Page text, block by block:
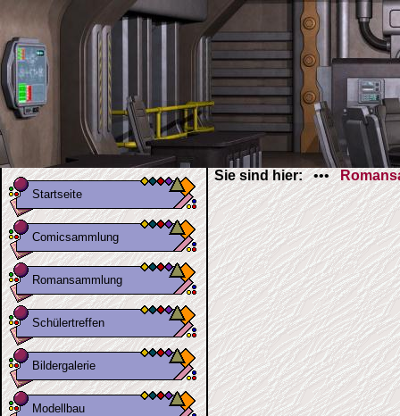
Startseite
Comicsammlung
Romansammlung
Schülertreffen
Bildergalerie
Modellbau
Sie sind hier:•••